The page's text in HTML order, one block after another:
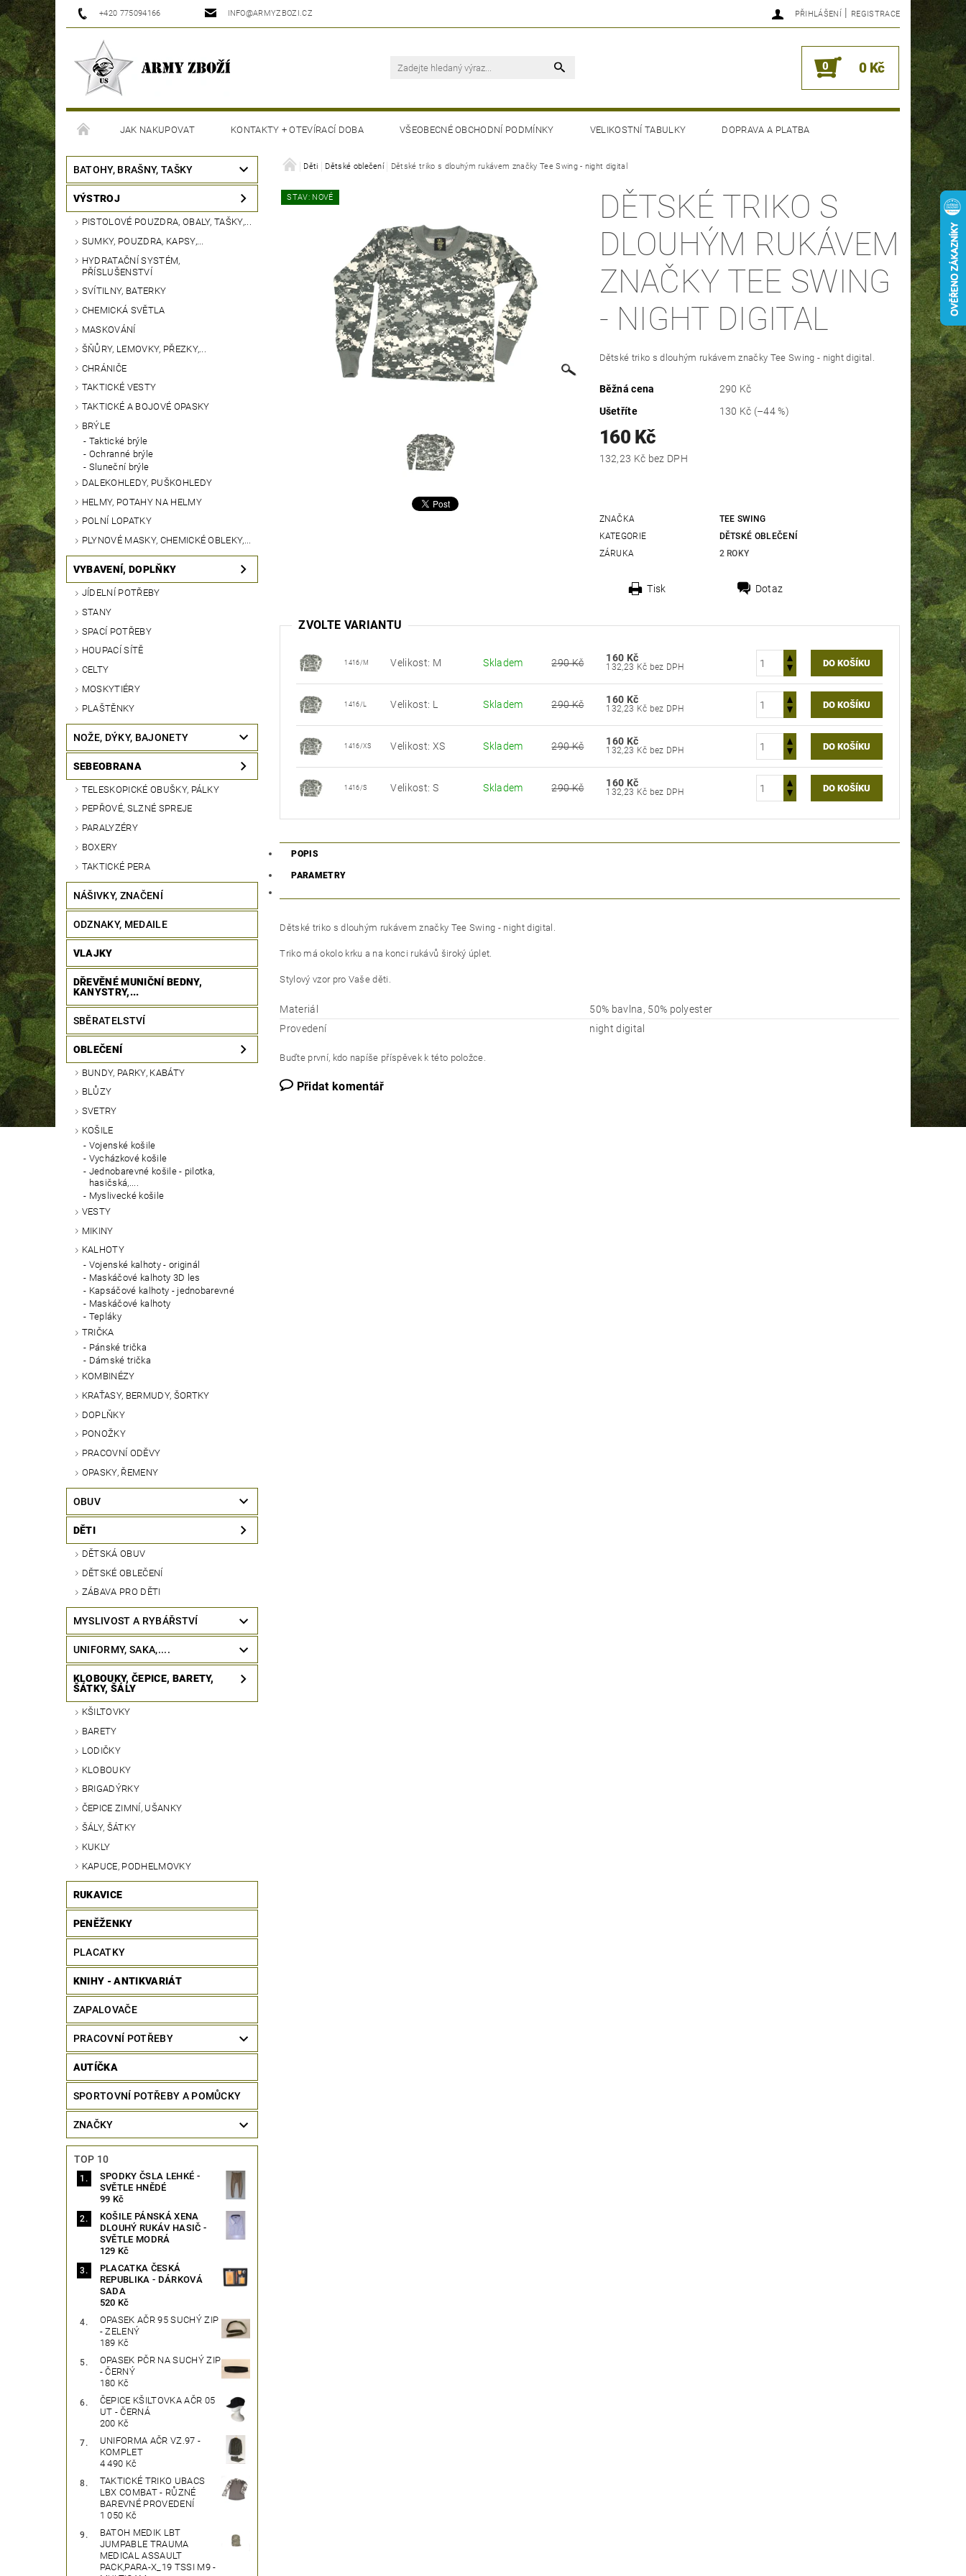
+420 775094166 INFO@ARMYZBOZI.CZ PŘIHLÁŠENÍ | REGISTRACE
0 0 Kč
JAK NAKUPOVAT KONTAKTY + OTEVÍRACÍ DOBA VŠEOBECNÉ OBCHODNÍ PODMÍNKY VELIKOSTNÍ TABULKY DOPRAVA A PLATBA
MOJE OBJEDNÁVKA
BATOHY, BRAŠNY, TAŠKY
VÝSTROJ
PISTOLOVÉ POUZDRA, OBALY, TAŠKY,...
SUMKY, POUZDRA, KAPSY,...
HYDRATAČNÍ SYSTÉM,
PŘÍSLUŠENSTVÍ
SVÍTILNY, BATERKY
CHEMICKÁ SVĚTLA
MASKOVÁNÍ
ŠŇŮRY, LEMOVKY, PŘEZKY,...
CHRÁNIČE
TAKTICKÉ VESTY
TAKTICKÉ A BOJOVÉ OPASKY
BRÝLE
Taktické brýle
Ochranné brýle
Sluneční brýle
DALEKOHLEDY, PUŠKOHLEDY
HELMY, POTAHY NA HELMY
POLNÍ LOPATKY
PLYNOVÉ MASKY, CHEMICKÉ OBLEKY,...
VYBAVENÍ, DOPLŇKY
JÍDELNÍ POTŘEBY
STANY
SPACÍ POTŘEBY
HOUPACÍ SÍTĚ
CELTY
MOSKYTIÉRY
PLAŠTĚNKY
NOŽE, DÝKY, BAJONETY
SEBEOBRANA
TELESKOPICKÉ OBUŠKY, PÁLKY
PEPŘOVÉ, SLZNÉ SPREJE
PARALYZÉRY
BOXERY
TAKTICKÉ PERA
NÁŠIVKY, ZNAČENÍ
ODZNAKY, MEDAILE
VLAJKY
DŘEVĚNÉ MUNIČNÍ BEDNY,
KANYSTRY,...
SBĚRATELSTVÍ
OBLEČENÍ
BUNDY, PARKY, KABÁTY
BLŮZY
SVETRY
KOŠILE
Vojenské košile
Vycházkové košile
Jednobarevné košile - pilotka,
hasičská,....
Myslivecké košile
VESTY
MIKINY
KALHOTY
Vojenské kalhoty - originál
Maskáčové kalhoty 3D les
Kapsáčové kalhoty - jednobarevné
Maskáčové kalhoty
Tepláky
TRIČKA
Pánské trička
Dámské trička
KOMBINÉZY
KRAŤASY, BERMUDY, ŠORTKY
DOPLŇKY
PONOŽKY
PRACOVNÍ ODĚVY
OPASKY, ŘEMENY
OBUV
DĚTI
DĚTSKÁ OBUV
DĚTSKÉ OBLEČENÍ
ZÁBAVA PRO DĚTI
MYSLIVOST A RYBÁŘSTVÍ
UNIFORMY, SAKA,....
KLOBOUKY, ČEPICE, BARETY,
ŠÁTKY, ŠÁLY
KŠILTOVKY
BARETY
LODIČKY
KLOBOUKY
BRIGADÝRKY
ČEPICE ZIMNÍ, UŠANKY
ŠÁLY, ŠÁTKY
KUKLY
KAPUCE, PODHELMOVKY
RUKAVICE
PENĚŽENKY
PLACATKY
KNIHY - ANTIKVARIÁT
ZAPALOVAČE
PRACOVNÍ POTŘEBY
AUTÍČKA
SPORTOVNÍ POTŘEBY A POMŮCKY
ZNAČKY
TOP 10
SPODKY ČSLA LEHKÉ -
SVĚTLE HNĚDÉ
99 Kč
KOŠILE PÁNSKÁ XENA
DLOUHÝ RUKÁV HASIČ -
SVĚTLE MODRÁ
129 Kč
PLACATKA ČESKÁ
REPUBLIKA - DÁRKOVÁ
SADA
520 Kč
OPASEK AČR 95 SUCHÝ ZIP
- ZELENÝ
189 Kč
OPASEK PČR NA SUCHÝ ZIP
- ČERNÝ
180 Kč
ČEPICE KŠILTOVKA AČR 05
UT - ČERNÁ
200 Kč
UNIFORMA AČR VZ.97 -
KOMPLET
4 490 Kč
TAKTICKÉ TRIKO UBACS
LBX COMBAT - RŮZNÉ
BAREVNÉ PROVEDENÍ
1 050 Kč
BATOH MEDIK LBT
JUMPABLE TRAUMA
MEDICAL ASSAULT
PACK,PARA-X_19 TSSI M9 -
Děti Dětské oblečení Dětské triko s dlouhým rukávem značky Tee Swing - night digital
STAV: NOVÉ
DĚTSKÉ TRIKO S
DLOUHÝM RUKÁVEM
ZNAČKY TEE SWING
- NIGHT DIGITAL
Dětské triko s dlouhým rukávem značky Tee Swing - night digital.
Běžná cena
290 Kč
Ušetříte
130 Kč (–44 %)
160 Kč
132,23 Kč bez DPH
ZNAČKA
TEE SWING
KATEGORIE
DĚTSKÉ OBLEČENÍ
ZÁRUKA
2 ROKY
Tisk Dotaz
ZVOLTE VARIANTU
1416/M Velikost: M Skladem 290 Kč 160 Kč
132,23 Kč bez DPH
1416/L Velikost: L Skladem 290 Kč 160 Kč
132,23 Kč bez DPH
1416/XS Velikost: XS Skladem 290 Kč 160 Kč
132,23 Kč bez DPH
1416/S Velikost: S Skladem 290 Kč 160 Kč
132,23 Kč bez DPH
POPIS
PARAMETRY
Dětské triko s dlouhým rukávem značky Tee Swing - night digital.
Triko má okolo krku a na konci rukávů široký úplet.
Stylový vzor pro Vaše děti.
Materiál
50% bavlna, 50% polyester
Provedení
night digital
Buďte první, kdo napíše příspěvek k této položce.
Přidat komentář